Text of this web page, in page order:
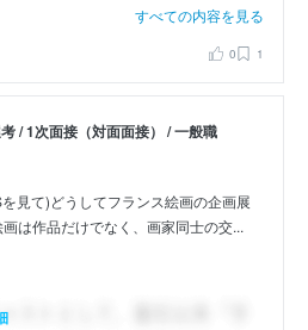
すべての内容を見る
0 1
/ 1次面接（対面面接） / 一般職
見て)どうしてフランス絵画の企画展
は作品だけでなく、画家同士の交...